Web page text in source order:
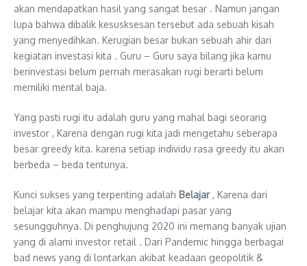
akan mendapatkan hasil yang sangat besar . Namun jangan
lupa bahwa dibalik kesusksesan tersebut ada sebuah kisah
yang menyedihkan. Kerugian besar bukan sebuah ahir dari
kegiatan investasi kita . Guru – Guru saya bilang jika kamu
berinvestasi belum pernah merasakan rugi berarti belum
memiliki mental baja.
Yang pasti rugi itu adalah guru yang mahal bagi seorang
investor , Karena dengan rugi kita jadi mengetahu seberapa
besar greedy kita. karena setiap individu rasa greedy itu akan
berbeda – beda tentunya.
Kunci sukses yang terpenting adalah Belajar, Karena dari
belajar kita akan mampu menghadapi pasar yang
sesungguhnya. Di penghujung 2020 ini memang banyak ujian
yang di alami investor retail . Dari Pandemic hingga berbagai
bad news yang di lontarkan akibat keadaan geopolitik &